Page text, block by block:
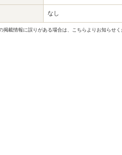
なし
掲載情報に誤りがある場合は、こちらよりお知らせく